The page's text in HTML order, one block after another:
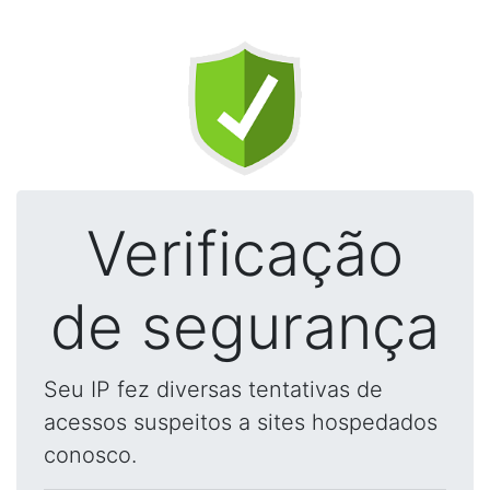
Verificação
de segurança
Seu IP fez diversas tentativas de
acessos suspeitos a sites hospedados
conosco.